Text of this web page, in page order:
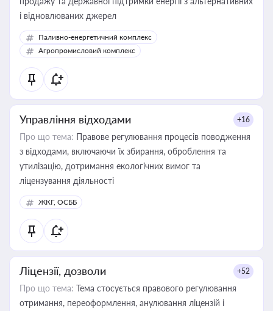
і відновлюваних джерел
Паливно-енергетичний комплекс
Агропромисловий комплекс
Управління відходами +16
Про що тема: Правове регулювання процесів поводження
з відходами, включаючи їх збирання, оброблення та
утилізацію, дотримання екологічних вимог та
ліцензування діяльності
ЖКГ, ОСББ
Ліцензії, дозволи +52
Про що тема: Тема стосується правового регулювання
отримання, переоформлення, анулювання ліцензій і